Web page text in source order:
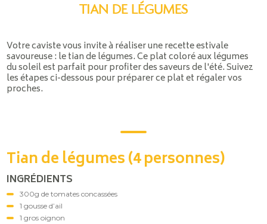
TIAN DE LÉGUMES
Votre caviste vous invite à réaliser une recette estivale
savoureuse : le tian de légumes. Ce plat coloré aux légumes
du soleil est parfait pour profiter des saveurs de l'été. Suivez
les étapes ci-dessous pour préparer ce plat et régaler vos
proches.
Tian de légumes (4 personnes)
INGRÉDIENTS
300g de tomates concassées
1 gousse d’ail
1 gros oignon